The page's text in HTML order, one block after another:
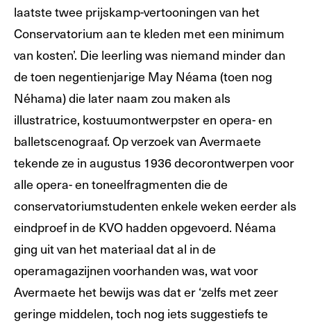
laatste twee prijskamp-vertooningen van het
Conservatorium aan te kleden met een minimum
van kosten’. Die leerling was niemand minder dan
de toen negentienjarige May Néama (toen nog
Néhama) die later naam zou maken als
illustratrice, kostuumontwerpster en opera- en
balletscenograaf. Op verzoek van Avermaete
tekende ze in augustus 1936 decorontwerpen voor
alle opera- en toneelfragmenten die de
conservatoriumstudenten enkele weken eerder als
eindproef in de KVO hadden opgevoerd. Néama
ging uit van het materiaal dat al in de
operamagazijnen voorhanden was, wat voor
Avermaete het bewijs was dat er ‘zelfs met zeer
geringe middelen, toch nog iets suggestiefs te